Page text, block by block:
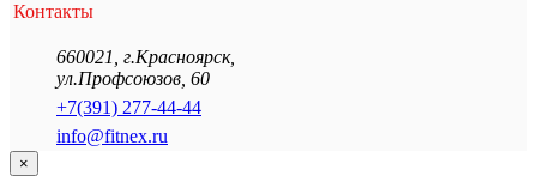
Контакты
660021 г.Красноярск,
ул.Профсоюзов, 60
+7(391) 277-44-44
info@fitnex.ru
×